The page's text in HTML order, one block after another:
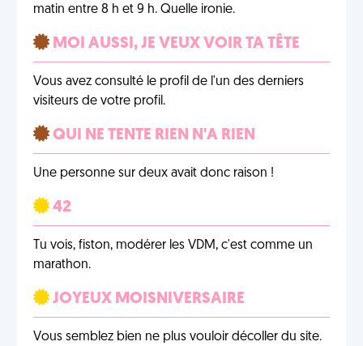
matin entre 8 h et 9 h. Quelle ironie.
MOI AUSSI, JE VEUX VOIR TA TÊTE
Vous avez consulté le profil de l'un des derniers
visiteurs de votre profil.
QUI NE TENTE RIEN N'A RIEN
Une personne sur deux avait donc raison !
42
Tu vois, fiston, modérer les VDM, c'est comme un
marathon.
JOYEUX MOISNIVERSAIRE
Vous semblez bien ne plus vouloir décoller du site.